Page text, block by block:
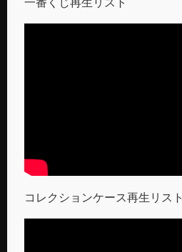
一番くじ再生リスト
コレクションケース再生リスト